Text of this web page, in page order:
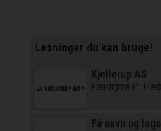
Løsninger du kan bruge!
Kjellerup AS
Færdigmalet
Få navn og